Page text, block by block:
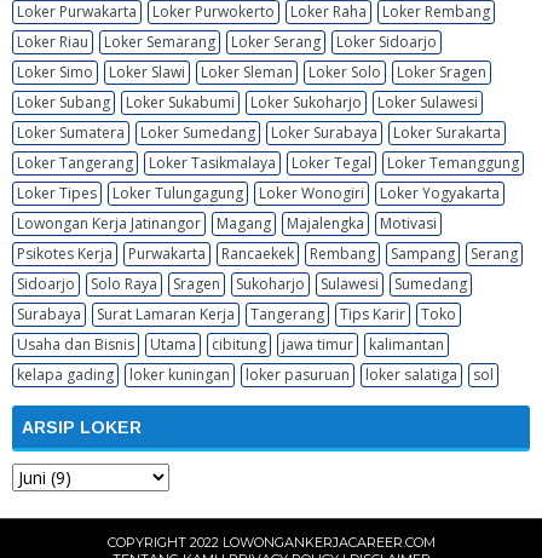
Loker Purwakarta
Loker Purwokerto Loker Raha
Loker Rembang
Loker Riau
Loker Semarang Loker Serang
Loker Sidoarjo
Loker Simo
Loker Slawi Loker Sleman Loker Solo
Loker Sragen
Loker Subang
Loker Sukabumi Loker Sukoharjo
Loker Sulawesi
Loker Sumatera
Loker Sumedang Loker Surabaya
Loker Surakarta
Loker Tangerang
Loker Tasikmalaya Loker Tegal
Loker Temanggung
Loker Tipes
Loker Tulungagung Loker Wonogiri
Loker Yogyakarta
Lowongan Kerja Jatinangor
Magang Majalengka
Motivasi
Psikotes Kerja
Purwakarta Rancaekek Rembang Sampang
Serang
Sidoarjo
Solo Raya Sragen Sukoharjo Sulawesi
Sumedang
Surabaya
Surat Lamaran Kerja Tangerang Tips Karir
Toko
Usaha dan Bisnis
Utama cibitung jawa timur
kalimantan
kelapa gading
loker kuningan loker pasuruan loker salatiga sol
ARSIP LOKER
COPYRIGHT 2022 LOWONGANKERJACAREER.COM